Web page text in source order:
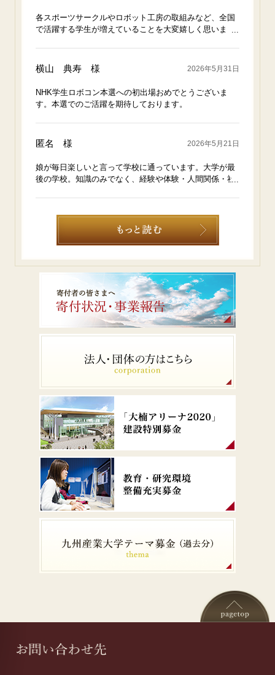
各スポーツサークルやロボット工房の取組みなど、全国
で活躍する学生が増えていることを大変嬉しく思いま
横山 典寿 様 2026年5月31日
NHK学生ロボコン本選への初出場おめでとうございま
す。本選でのご活躍を期待しております。
匿名 様 2026年5月21日
娘が毎日楽しいと言って学校に通っています。大学が最
後の学校。知識のみでなく、経験や体験・人間関係・社
の全ての子供たちが幸せな未来に向かって有意義な時間
を過ごせることを願っています。学園関係者のみなさ